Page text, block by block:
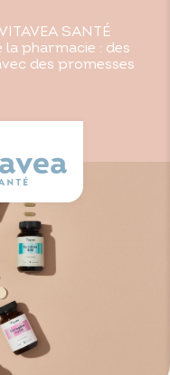
SANTÉ
pharmacie : des
des promesses